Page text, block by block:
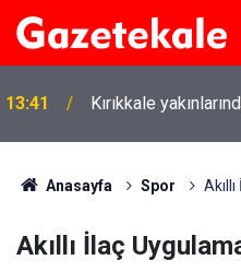
13:41 Kırıkkale
Anasayfa Spor
Akıllı İlaç